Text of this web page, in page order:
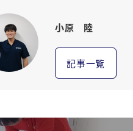
小原 陸
記事一覧